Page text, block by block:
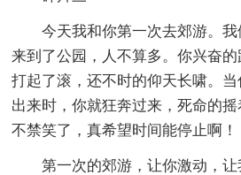
今天我和你第一次去郊游。
来到了公园，人不算多。你兴奋
打起了滚，还不时的仰天长啸。
出来时，你就狂奔过来，死命的
不禁笑了，真希望时间能停止啊！
第一次的郊游，让你激动，